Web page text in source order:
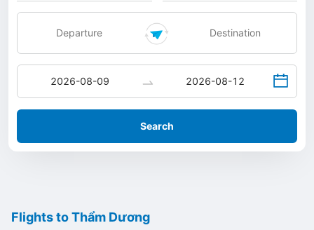
Search
Flights to Thẩm Dương